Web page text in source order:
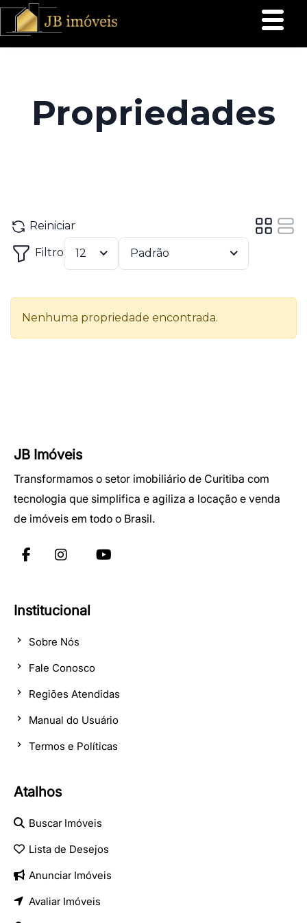
JB Imóveis
Transformamos o setor imobiliário de Curitiba com
tecnologia que simplifica e agiliza a locação e venda
de imóveis em todo o Brasil.
Institucional
Sobre Nós
Fale Conosco
Regiões Atendidas
Manual do Usuário
Termos e Políticas
Atalhos
Buscar Imóveis
Lista de Desejos
Anunciar Imóveis
Avaliar Imóveis